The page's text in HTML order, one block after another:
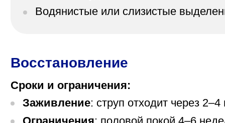
Водянистые или слизистые
Восстановление
Сроки и ограничения:
Заживление: струп отходит через